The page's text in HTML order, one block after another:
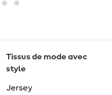
Tissus de mode avec
style
Jersey